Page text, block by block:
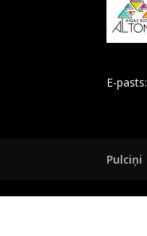
E-pasts:
Pulciņi